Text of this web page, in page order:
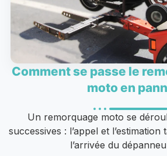
Comment se passe le
moto en
Un remorquage moto se
successives : l’appel et
l’arrivée du